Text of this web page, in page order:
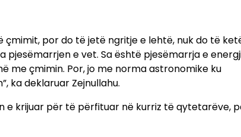
por do të jetë ngritje e lehtë, nuk do të
e vet. Sa është pjesëmarrja e
me çmimin. Por, jo me norma astronomike ku
ka deklaruar Zejnullahu.
e krijuar për të përfituar në kurriz të qytetarëve,